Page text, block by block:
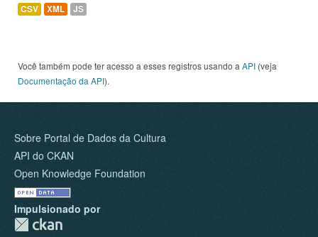
CSV XML JS
Você também pode ter acesso a esses registros usando a API (veja
Documentação da API).
Sobre Portal de Dados da Cultura
API do CKAN
Open Knowledge Foundation
Impulsionado por